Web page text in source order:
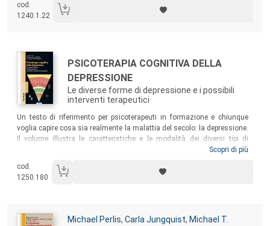
legami che hanno radici e fondamento nelle prime relazioni
d’attaccamento al genitore o alle altre figure di riferimento.
cod.
1240.1.22
Autori:
Titolo:
PSICOTERAPIA COGNITIVA DELLA
DEPRESSIONE
Le diverse forme di depressione e i possibili
interventi terapeutici
Sommario:
Un testo di riferimento per psicoterapeuti in formazione e chiunque
voglia capire cosa sia realmente la malattia del secolo: la depressione.
Il volume illustra le caratteristiche e le modalità dei diversi tipi di
depressione, i disturbi dell’umore, le tecniche per ristrutturarne gli
terapeutica dei pensieri, delle emozioni, dei comportamenti, delle
relazioni e dei significati.
Scopri di più
cod.
1250.180
Autori:
Michael Perlis, Carla Jungquist, Michael T.